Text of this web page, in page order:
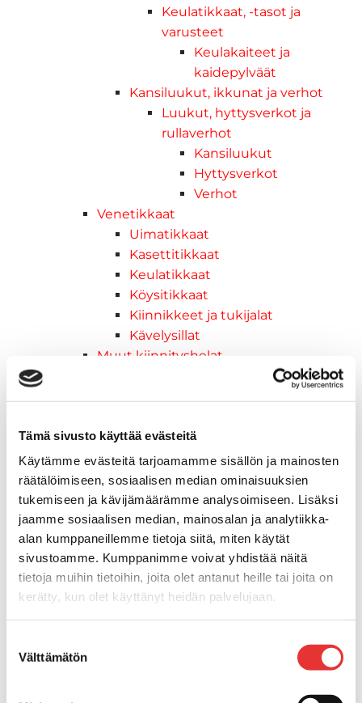
Tämä sivusto käyttää evästeitä
Käytämme evästeitä tarjoamamme sisällön ja mainosten
räätälöimiseen, sosiaalisen median ominaisuuksien
tukemiseen ja kävijämäärämme analysoimiseen. Lisäksi
jaamme sosiaalisen median, mainosalan ja analytiikka-
alan kumppaneillemme tietoja siitä, miten käytät
sivustoamme. Kumppanimme voivat yhdistää näitä
tietoja muihin tietoihin, joita olet antanut heille tai joita on
kerätty, kun olet käyttänyt heidän palvelujaan.
valinta
Välttämätön
Keulatikkaat, -tasot ja
varusteet
Keulakaiteet ja
kaidepylväät
Kansiluukut, ikkunat ja verhot
Luukut, hyttysverkot ja
rullaverhot
Kansiluukut
Hyttysverkot
Verhot
Venetikkaat
Uimatikkaat
Kasettitikkaat
Keulatikkaat
Köysitikkaat
Kiinnikkeet ja tukijalat
Kävelysillat
Muut kiinnityshelat
Tuulilasin kiinnike
Reuna-, köli-, törmäyslistat ja kansikate
Törmäyslista
Kansikate
Reuna- ja ikkunalistat
Alumiinilistat
Kävelysillat ja Taavetit
Kiinnitysvarret
SUP-laudan telineet
Kuljetusrampit
Kuljetusramppien tarvikkeet